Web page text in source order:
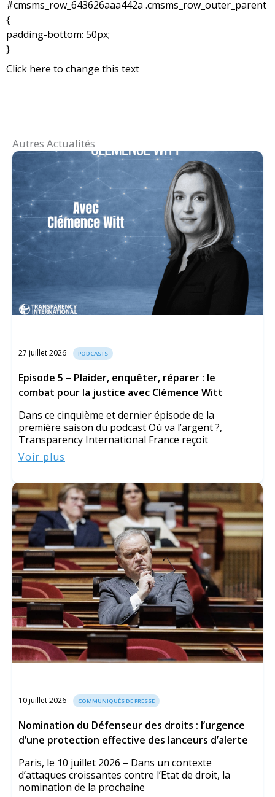
#cmsms_row_643626aaa442a .cmsms_row_outer_parent
{
padding-bottom: 50px;
}
Click here to change this text
Autres Actualités
27 juillet 2026 PODCASTS
Episode 5 – Plaider, enquêter, réparer : le
combat pour la justice avec Clémence Witt
Dans ce cinquième et dernier épisode de la
première saison du podcast Où va l’argent ?,
Transparency International France reçoit
Voir plus
10 juillet 2026 COMMUNIQUÉS DE PRESSE
Nomination du Défenseur des droits : l’urgence
d’une protection effective des lanceurs d’alerte
Paris, le 10 juillet 2026 – Dans un contexte
d’attaques croissantes contre l’Etat de droit, la
nomination de la prochaine